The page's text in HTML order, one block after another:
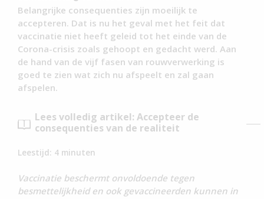
Belangrijke consequenties zijn moeilijk te
accepteren. Dat is nu het geval met het feit dat
vaccinatie niet heeft geleid tot het einde van de
Corona-crisis zoals gehoopt en gedacht werd. Aan
de hand van de vijf fasen van rouwverwerking is
goed te zien wat zich nu afspeelt en zal gaan
afspelen.
Lees volledig artikel: Accepteer de
consequenties van de realiteit
Leestijd: 4 minuten
Vaccinatie beschermt onvoldoende tegen
besmettelijkheid en ook gevaccineerden kunnen in